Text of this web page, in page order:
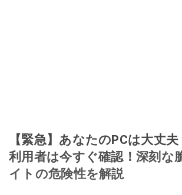
【緊急】あなたのPCは大丈夫
利用者は今すぐ確認！深刻な
イトの危険性を解説